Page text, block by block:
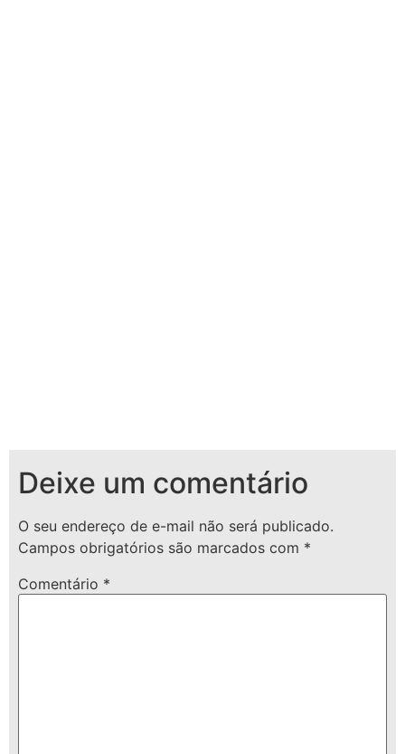
Deixe um comentário
O seu endereço de e-mail não será publicado.
Campos obrigatórios são marcados com *
Comentário *